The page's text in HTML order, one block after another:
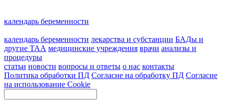
календарь беременности
календарь беременности лекарства и субстанции БАДы и
другие ТАА медицинские учреждения врачи анализы и
процедуры
статьи новости вопросы и ответы о нас контакты
Политика обработки ПД Согласие на обработку ПД Согласие
на использование Cookie